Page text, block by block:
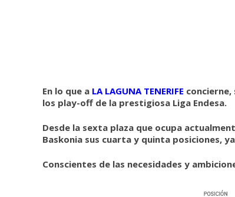
En lo que a LA LAGUNA TENERIFE
los play-off de la prestigiosa Liga Endesa.
Desde la sexta plaza que ocupa
Baskonia sus cuarta y quinta posiciones,
Conscientes de las necesidades y